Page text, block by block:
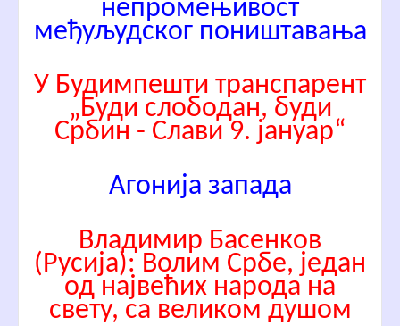
непромењивост
међуљудског поништавања
У Будимпешти транспaрент
„Буди слободан, буди
Србин - Слави 9. јануар“
Агонија запада
Владимир Басенков
(Русија): Волим Србе, један
од највећих народа на
свету, са великом душом